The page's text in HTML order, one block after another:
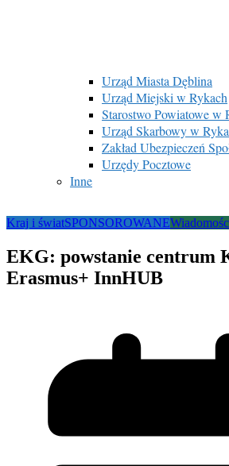
Urząd Miasta Dęblina
Urząd Miejski w Rykach
Starostwo Powiatowe w
Urząd Skarbowy w
Zakład Ubezpieczeń
Urzędy Pocztowe
Inne
Kraj i światSPONSOROWANE
EKG: powstanie centrum
Erasmus+ InnHUB